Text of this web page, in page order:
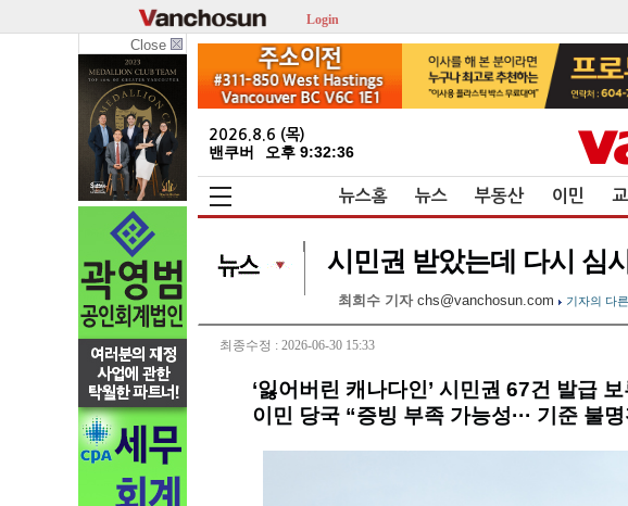
Login
Close
2026.8.6 (목)
밴쿠버 오후 9:32:37
뉴스홈 뉴스 부동산 이민
시민권 받았는데 다시 심사
최희수 기자 chs@vanchosun.com 기자의 다
최종수정 : 2026-06-30 15:33
‘잃어버린 캐나다인’ 시민권 67건 발급 보
이민 당국 “증빙 부족 가능성··· 기준 불